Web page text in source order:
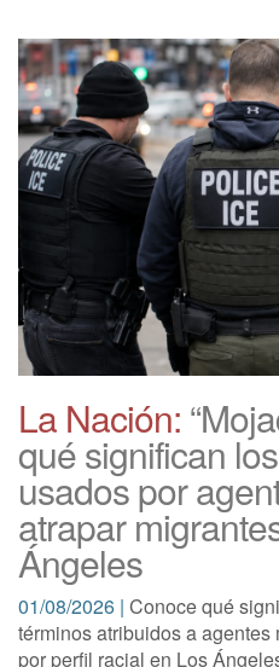
La Nación:
qué significan
usados por
atrapar
Ángeles
01/08/2026 | Conoce qué
términos atribuidos a
por perfil racial en Los